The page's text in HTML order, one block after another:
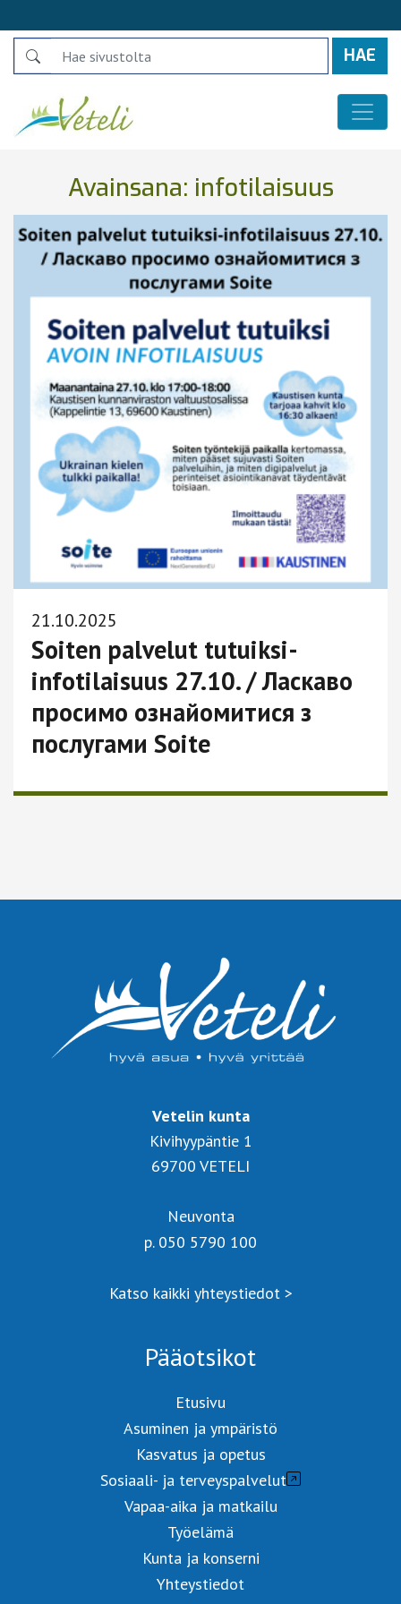
Search
Avainsana: infotilaisuus
21.10.2025
Soiten palvelut tutuiksi-
infotilaisuus 27.10. / Ласкаво
просимо ознайомитися з
послугами Soite
Vetelin kunta
Kivihyypäntie 1
69700 VETELI
Neuvonta
p. 050 5790 100
Katso kaikki yhteystiedot >
Pääotsikot
Etusivu
Asuminen ja ympäristö
Kasvatus ja opetus
Sosiaali- ja terveyspalvelut
Vapaa-aika ja matkailu
Työelämä
Kunta ja konserni
Yhteystiedot